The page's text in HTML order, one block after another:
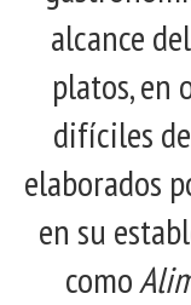
alcance
platos, en
difíciles
elaborados
en su
como